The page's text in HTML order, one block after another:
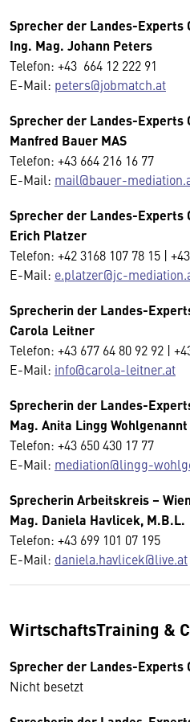
Sprecher der Landes-Experts
Ing. Mag. Johann Peters
Telefon: +43 664 12 222 91
E-Mail: peters@jobmatch.at
Sprecher der Landes-Experts
Manfred Bauer MAS
Telefon: +43 664 216 16 77
E-Mail: mail@bauer-
Sprecher der Landes-Experts
Erich Platzer
Telefon: +42 3168 107 78 15 |
E-Mail: e.platzer@jc-
Sprecherin der Landes-
Carola Leitner
Telefon: +43 677 64 80 92 92 |
E-Mail: info@carola-leitner.at
Sprecherin der Landes-
Mag. Anita Lingg Wohlgenannt
Telefon: +43 650 430 17 77
E-Mail: mediation@lingg-
Sprecherin Arbeitskreis – Wien
Mag. Daniela Havlicek, M.B.L.
Telefon: +43 699 101 07 195
E-Mail: daniela.havlicek@live.at
WirtschaftsTraining &
Sprecher der Landes-Experts
Nicht besetzt